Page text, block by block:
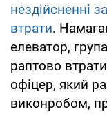
нездійсненні
втрати.
елеватор,
раптово
офіцер, який
виконробом,